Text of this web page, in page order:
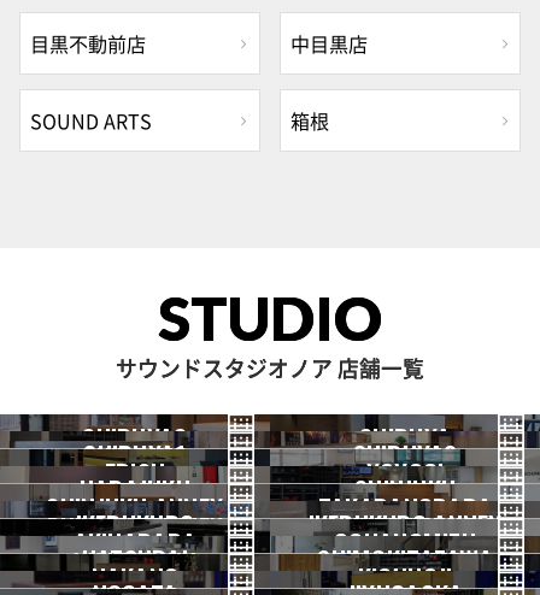
目黒不動前店 中目黒店
SOUND ARTS 箱根
STUDIO
サウンドスタジオノア 店舗一覧
SHIBUYA3
渋谷3号
2026.07 OPEN
SHIBUYA
渋谷本店
SHIBUYA1
渋谷1号
SHIBUYA2
渋谷2号
EBISU
恵比寿
YOYOGI
代々木
HARAJUKU
原宿
SHINJUKU
新宿
SHINJUKU ANNEX
新宿ANNEX
TAKADANOBABA
高田馬場
IKEBUKURO
池袋
IKEBUKURO ANNEX
池袋ANNEX
AKIHABARA
秋葉原
OCHANOMIZU
御茶ノ水
HATSUDAI SHIMOKITAZAWA
NAKANO KICHIJOJI